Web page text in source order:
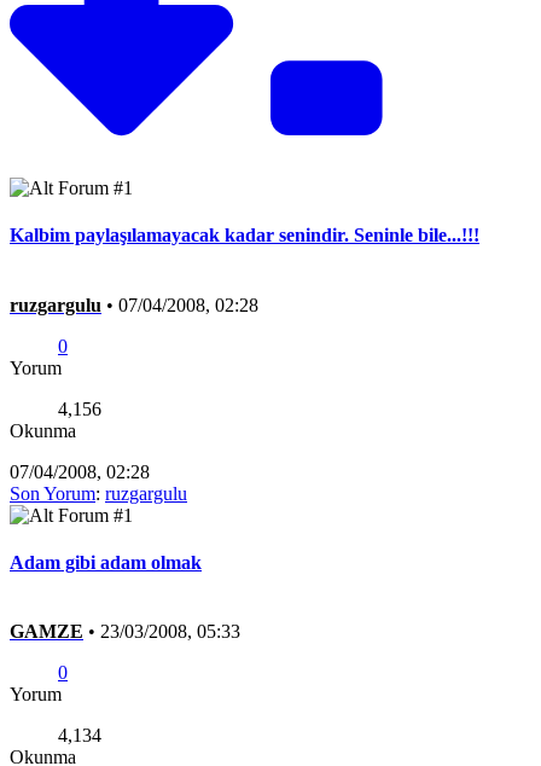
Kalbim paylaşılamayacak kadar senindir. Seninle bile...!!!
ruzgargulu • 07/04/2008, 02:28
0
Yorum
4,156
Okunma
07/04/2008, 02:28
Son Yorum: ruzgargulu
Adam gibi adam olmak
GAMZE • 23/03/2008, 05:33
0
Yorum
4,134
Okunma